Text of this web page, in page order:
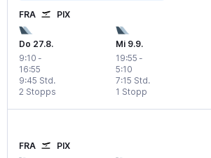
FRA PIX
Do 27.8.
9:10 -
16:55
2 Stopps
9:45 Std.
Mi 9.9.
19:55 -
5:10
1 Stopp
7:15 Std.
FRA PIX